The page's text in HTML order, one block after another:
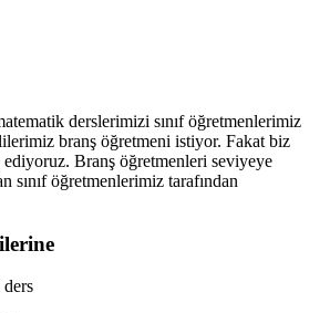
derslerimizi sınıf öğretmenlerimiz
branş öğretmeni istiyor. Fakat biz
ediyoruz. Branş öğretmenleri seviyeye
sınıf öğretmenlerimiz tarafından
ders